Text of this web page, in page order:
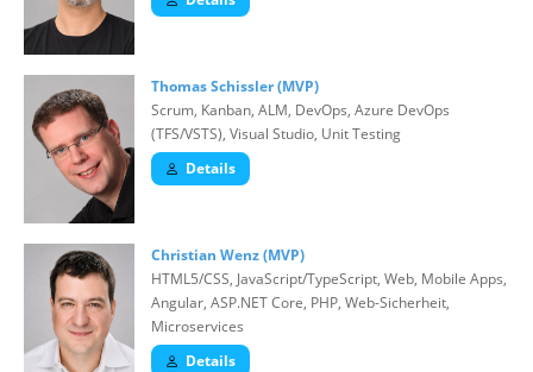
Thomas Schissler (MVP)
Scrum, Kanban, ALM, DevOps, Azure DevOps
(TFS/VSTS), Visual Studio, Unit Testing
Details
Christian Wenz (MVP)
HTML5/CSS, JavaScript/TypeScript, Web, Mobile Apps,
Angular, ASP.NET Core, PHP, Web-Sicherheit,
Microservices
Details